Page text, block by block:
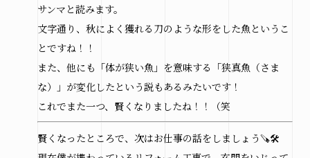
サンマと読みます。
文字通り、秋によく獲れる刀のような形をした魚というこ
とですね！！
また、他にも「体が狭い魚」を意味する「狭真魚（さま
な）」が変化したという説もあるみたいです！
これでまた一つ、賢くなりましたね！！（笑
賢くなったところで、次はお仕事の話をしましょう🪚🛠️